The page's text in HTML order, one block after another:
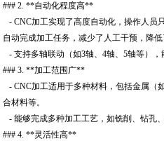
### 2. **自动化程度高**
- CNC加工实现了高度自动化，操作人员
自动完成加工任务，减少了人工干预，降低
- 支持多轴联动（如3轴、4轴、5轴等），
### 3. **加工范围广**
- CNC加工适用于多种材料，包括金属（
合材料等。
- 能够完成多种加工工艺，如铣削、钻孔
### 4. **灵活性高**